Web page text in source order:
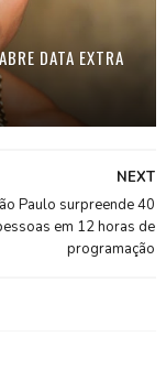
DATA EXTRA
NEXT
Paulo surpreende 40
em 12 horas de
programação